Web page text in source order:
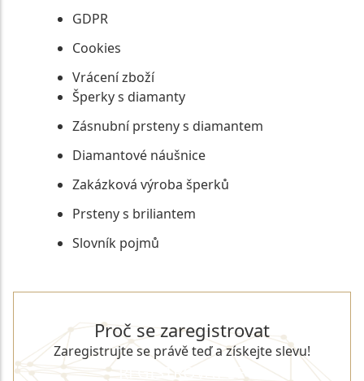
GDPR
Cookies
Vrácení zboží
Šperky s diamanty
Zásnubní prsteny s diamantem
Diamantové náušnice
Zakázková výroba šperků
Prsteny s briliantem
Slovník pojmů
Proč se zaregistrovat
Zaregistrujte se právě teď a získejte slevu!
REGISTROVAT SE